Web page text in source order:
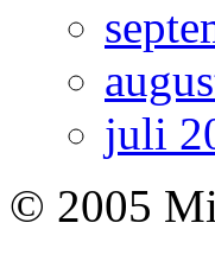
juli
© 2005